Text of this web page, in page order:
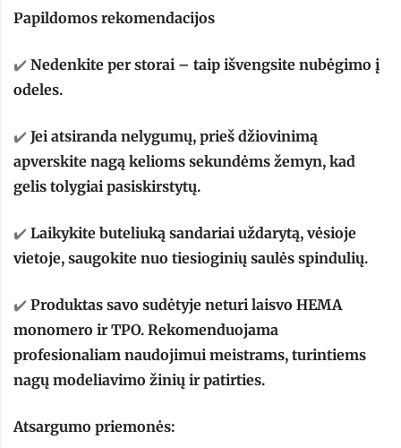
Papildomos rekomendacijos
✔️ Nedenkite per storai – taip išvengsite nubėgimo į
odeles.
✔️ Jei atsiranda nelygumų, prieš džiovinimą
apverskite nagą kelioms sekundėms žemyn, kad
gelis tolygiai pasiskirstytų.
✔️ Laikykite buteliuką sandariai uždarytą, vėsioje
vietoje, saugokite nuo tiesioginių saulės spindulių.
✔️ Produktas savo sudėtyje neturi laisvo HEMA
monomero ir TPO. Rekomenduojama
profesionaliam naudojimui meistrams, turintiems
nagų modeliavimo žinių ir patirties.
Atsargumo priemonės: